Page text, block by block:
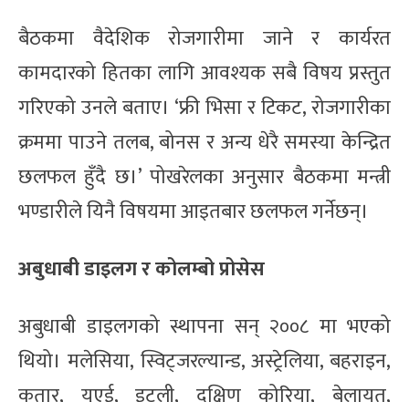
बैठकमा वैदेशिक रोजगारीमा जाने र कार्यरत
कामदारको हितका लागि आवश्यक सबै विषय प्रस्तुत
गरिएको उनले बताए। ‘फ्री भिसा र टिकट, रोजगारीका
क्रममा पाउने तलब, बोनस र अन्य धेरै समस्या केन्द्रित
छलफल हुँदै छ।’ पोखरेलका अनुसार बैठकमा मन्त्री
भण्डारीले यिनै विषयमा आइतबार छलफल गर्नेछन्।
अबुधाबी डाइलग र कोलम्बो प्रोसेस
अबुधाबी डाइलगको स्थापना सन् २००८ मा भएको
थियो। मलेसिया, स्विट्जरल्यान्ड, अस्ट्रेलिया, बहराइन,